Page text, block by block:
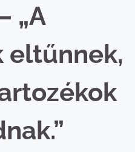
„A
eltűnnek,